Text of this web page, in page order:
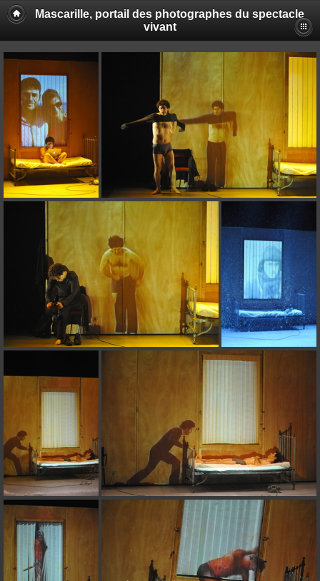
Mascarille, portail des photographes du spectacle
vivant